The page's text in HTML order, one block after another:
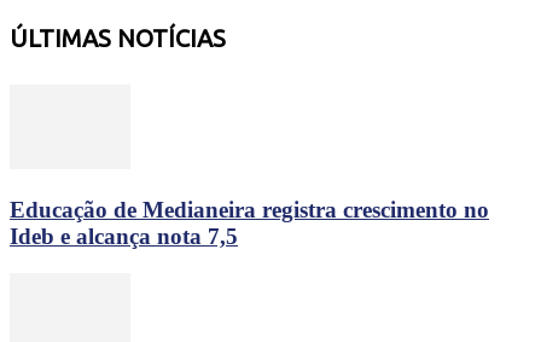
ÚLTIMAS NOTÍCIAS
Educação de Medianeira registra crescimento no
Ideb e alcança nota 7,5